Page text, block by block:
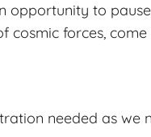
opportunity to
cosmic forces,
needed as we